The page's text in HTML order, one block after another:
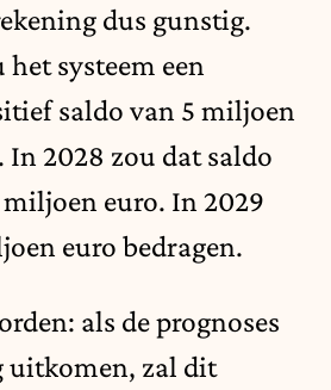
dus gunstig.
systeem een
saldo van 5 miljoen
In 2028 zou dat saldo
euro. In 2029
euro bedragen.
als de prognoses
uitkomen, zal dit